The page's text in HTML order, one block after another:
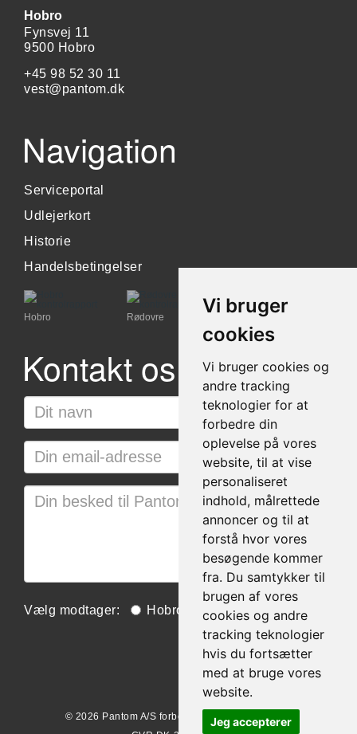
Vi bruger
cookies
Vi bruger cookies og
andre tracking
teknologier for at
forbedre din
oplevelse på vores
website, til at vise
personaliseret
indhold, målrettede
annoncer og til at
forstå hvor vores
besøgende kommer
fra. Du samtykker til
brugen af vores
cookies og andre
tracking teknologier
hvis du fortsætter
med at bruge vores
website.
Jeg accepterer
Hobro
Fynsvej 11
9500 Hobro
+45 98 52 30 11
vest@pantom.dk
Navigation
Serviceportal
Udlejerkort
Historie
Handelsbetingelser
Hobro Rødovre
Kontakt os
For at undgå spam, beder vi dig svare på følgende:
Vælg modtager: Hobro Rødovre
© 2026 Pantom A/S forbeholder alle rettigheder